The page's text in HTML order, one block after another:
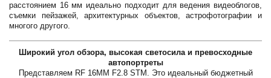
расстоянием 16 мм идеально подходит для ведения видеоблогов,
съемки пейзажей, архитектурных объектов, астрофотографии и
многого другого.
Широкий угол обзора, высокая светосила и превосходные
автопортреты
Представляем RF 16MM F2.8 STM. Это идеальный бюджетный